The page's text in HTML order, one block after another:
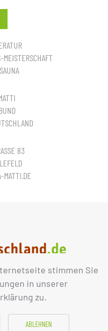
stimmen Sie
in unserer
zu.
ABLEHNEN
MEISTERSCHAFT
83
MATTI.DE
IMPRESSUM DATENSCHUTZ